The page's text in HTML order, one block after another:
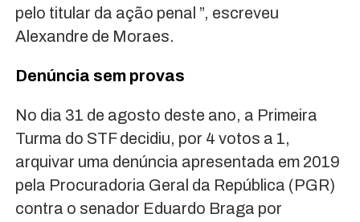
pelo titular da ação penal ”, escreveu
Alexandre de Moraes.
Denúncia sem provas
No dia 31 de agosto deste ano, a Primeira
Turma do STF decidiu, por 4 votos a 1,
arquivar uma denúncia apresentada em 2019
pela Procuradoria Geral da República (PGR)
contra o senador Eduardo Braga por